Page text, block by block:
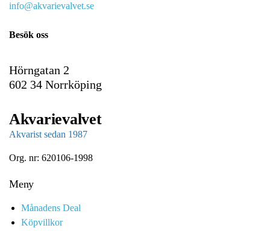
info@akvarievalvet.se
Besök oss
Hörngatan 2
602 34 Norrköping
Akvarievalvet
Akvarist sedan 1987
Org. nr: 620106-1998
Meny
Månadens Deal
Köpvillkor